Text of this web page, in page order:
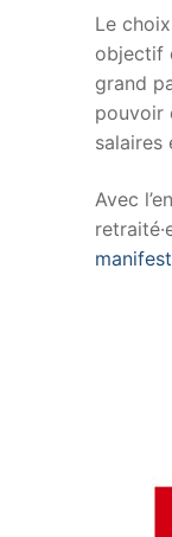
Le
objectif
grand
pouvoir
salaires
Avec